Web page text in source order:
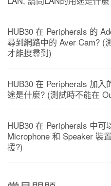
HUB30 在 Peripherals 的
尋到網路中的 Aver Cam? (
才能搜尋到)
HUB30 在 Peripherals 加入
途是什麼? (測試時不能在
HUB30 在 Peripherals 中可
Microphone 和 Speaker 裝
援?)